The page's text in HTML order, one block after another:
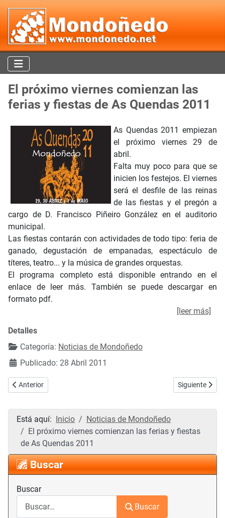
El próximo viernes comienzan las
ferias y fiestas de As Quendas 2011
As Quendas 2011 empiezan
el próximo viernes 29 de
abril.
Falta muy poco para que se
inicien los festejos. El viernes
será el desfile de las reinas
de las fiestas y el pregón a
cargo de D. Francisco Piñeiro González en el auditorio
municipal.
Las fiestas contarán con actividades de todo tipo: feria de
ganado, degustación de empanadas, espectáculo de
títeres, teatro... y la música de grandes orquestas.
El programa completo está disponible entrando en el
enlace de leer más. También se puede descargar en
formato pdf.
[leer más]
Detalles
Categoría: Noticias de Mondoñedo
Publicado: 28 Abril 2011
Artículo anterior: Las ferias y fiestas de As Quendas 2011 ya
Anterior Artículo
Siguiente
Está aquí: Inicio
Noticias de Mondoñedo
El próximo viernes comienzan las ferias y fiestas
de As Quendas 2011
Buscar
Buscar
Buscar